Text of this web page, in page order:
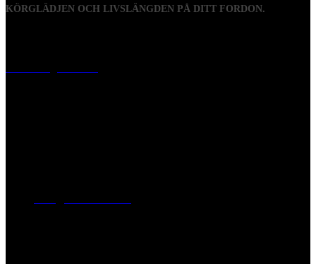
KÖRGLÄDJEN OCH LIVSLÄNGDEN PÅ DITT FORDON.